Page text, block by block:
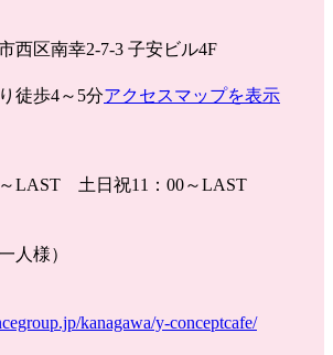
西区南幸2-7-3 子安ビル4F
徒歩4～5分アクセスマップを表示
～LAST 土日祝11：00～LAST
人様）
kanagawa/y-conceptcafe/